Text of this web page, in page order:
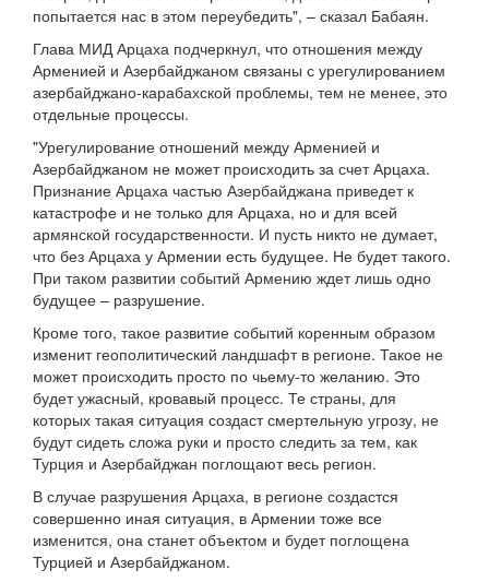
попытается нас в этом переубедить", – сказал Бабаян.
Глава МИД Арцаха подчеркнул, что отношения между
Арменией и Азербайджаном связаны с урегулированием
азербайджано-карабахской проблемы, тем не менее, это
отдельные процессы.
"Урегулирование отношений между Арменией и
Азербайджаном не может происходить за счет Арцаха.
Признание Арцаха частью Азербайджана приведет к
катастрофе и не только для Арцаха, но и для всей
армянской государственности. И пусть никто не думает,
что без Арцаха у Армении есть будущее. Не будет такого.
При таком развитии событий Армению ждет лишь одно
будущее – разрушение.
Кроме того, такое развитие событий коренным образом
изменит геополитический ландшафт в регионе. Такое не
может происходить просто по чьему-то желанию. Это
будет ужасный, кровавый процесс. Те страны, для
которых такая ситуация создаст смертельную угрозу, не
будут сидеть сложа руки и просто следить за тем, как
Турция и Азербайджан поглощают весь регион.
В случае разрушения Арцаха, в регионе создастся
совершенно иная ситуация, в Армении тоже все
изменится, она станет объектом и будет поглощена
Турцией и Азербайджаном.